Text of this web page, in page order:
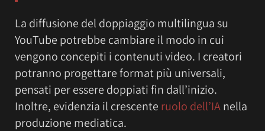
La diffusione del doppiaggio multilingua su
YouTube potrebbe cambiare il modo in cui
vengono concepiti i contenuti video. I creatori
potranno progettare format più universali,
pensati per essere doppiati fin dall’inizio.
Inoltre, evidenzia il crescente ruolo dell’IAnella
produzione mediatica.